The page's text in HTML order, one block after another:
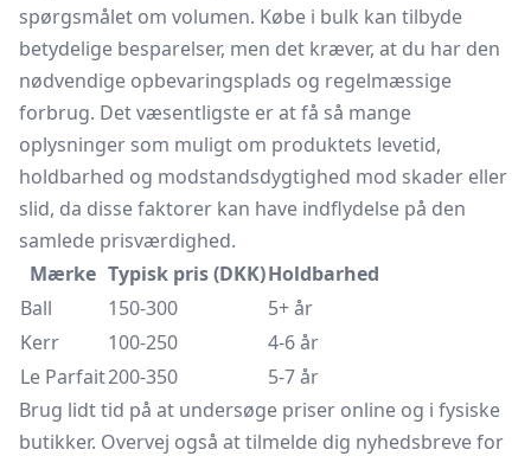
spørgsmålet om volumen. Købe i bulk kan tilbyde
betydelige besparelser, men det kræver, at du har den
nødvendige opbevaringsplads og regelmæssige
forbrug. Det væsentligste er at få så mange
oplysninger som muligt om produktets levetid,
holdbarhed og modstandsdygtighed mod skader eller
slid, da disse faktorer kan have indflydelse på den
samlede prisværdighed.
Mærke Typisk pris (DKK)Holdbarhed
Ball
150-300
5+ år
Kerr
100-250
4-6 år
Le Parfait200-350
5-7 år
Brug lidt tid på at undersøge priser online og i fysiske
butikker. Overvej også at tilmelde dig nyhedsbreve for